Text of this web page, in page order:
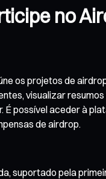
no
os projetos de
visualizar
possível aceder à
de airdrop.
suportado pela